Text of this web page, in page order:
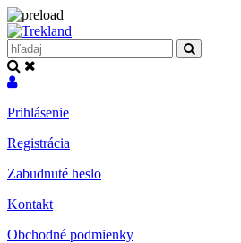
Prihlásenie
Registrácia
Zabudnuté heslo
Kontakt
Obchodné podmienky